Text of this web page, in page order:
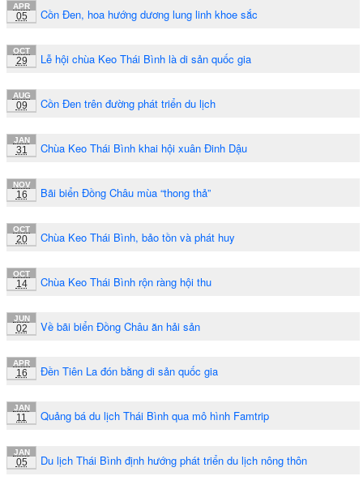
APR
05 Cồn Đen, hoa hướng dương lung linh khoe sắc
OCT
29 Lễ hội chùa Keo Thái Bình là di sản quốc gia
AUG
09 Cồn Đen trên đường phát triển du lịch
JAN
31 Chùa Keo Thái Bình khai hội xuân Đinh Dậu
NOV
16 Bãi biển Đồng Châu mùa “thong thả”
OCT
20 Chùa Keo Thái Bình, bảo tồn và phát huy
OCT
14 Chùa Keo Thái Bình rộn ràng hội thu
JUN
02 Về bãi biển Đồng Châu ăn hải sản
APR
16 Đền Tiên La đón bằng di sản quốc gia
JAN
11 Quảng bá du lịch Thái Bình qua mô hình Famtrip
JAN
05 Du lịch Thái Bình định hướng phát triển du lịch nông thôn